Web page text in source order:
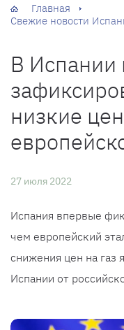
Главная
Свежие новости
В Испании
низкие
27 июля 2022
Испания впервые
чем европейский
снижения цен на газ
Испании от